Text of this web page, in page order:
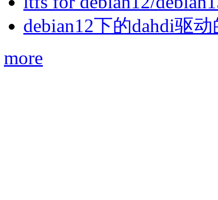
debian12下的dahdi驱动
more